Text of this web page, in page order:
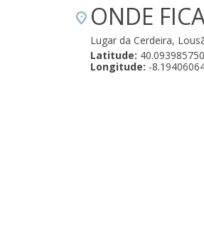
ONDE
Lugar da Cerdeira,
Latitude:
Longitude: -